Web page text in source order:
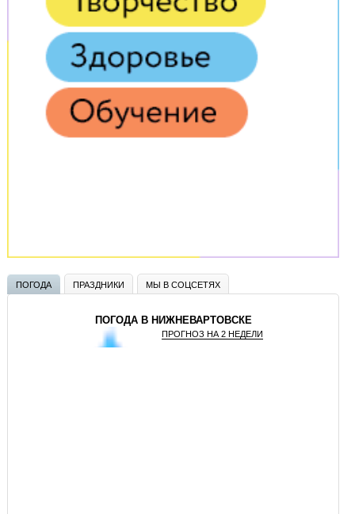
ПОГОДА ПРАЗДНИКИ МЫ В СОЦСЕТЯХ
ПОГОДА В НИЖНЕВАРТОВСКЕ
ПРОГНОЗ НА 2 НЕДЕЛИ